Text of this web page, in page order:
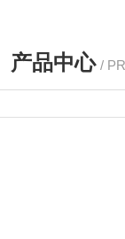
产品中心 /